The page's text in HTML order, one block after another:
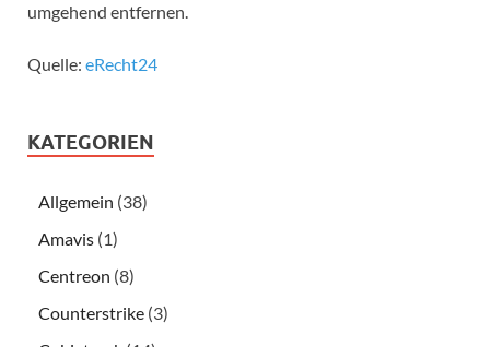
umgehend entfernen.
Quelle: eRecht24
KATEGORIEN
Allgemein (38)
Amavis (1)
Centreon (8)
Counterstrike (3)